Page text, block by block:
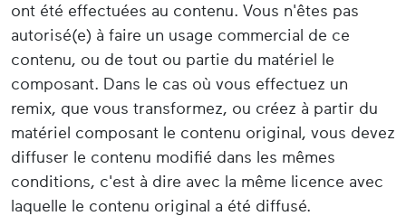
ont été effectuées au contenu. Vous n'êtes pas
autorisé(e) à faire un usage commercial de ce
contenu, ou de tout ou partie du matériel le
composant. Dans le cas où vous effectuez un
remix, que vous transformez, ou créez à partir du
matériel composant le contenu original, vous devez
diffuser le contenu modifié dans les mêmes
conditions, c'est à dire avec la même licence avec
laquelle le contenu original a été diffusé.